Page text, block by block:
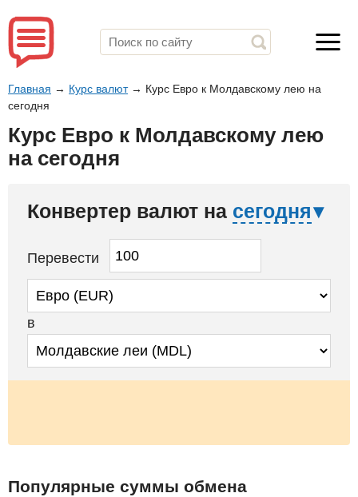
Главная → Курс валют→ Курс Евро к Молдавскому лею на
сегодня
Курс Евро к Молдавскому лею
на сегодня
Конвертер валют на сегодня
Перевести
в
Популярные суммы обмена